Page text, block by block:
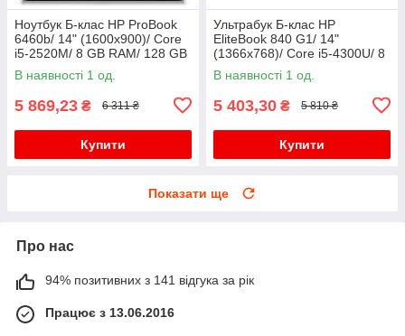
Ноутбук Б-клас HP ProBook
6460b/ 14" (1600x900)/ Core
i5-2520M/ 8 GB RAM/ 128 GB
SSD/ HD Graphic 3000
В наявності 1 од.
5 869,23 ₴ 6 311 ₴
Купити
Ультрабук Б-клас HP
EliteBook 840 G1/ 14"
(1366x768)/ Core i5-4300U/ 8
GB RAM/ 500 GB SSD/ HD
4400/ АКБ 0%
В наявності 1 од.
5 403,30 ₴ 5 810 ₴
Купити
Показати ще
Про нас
94% позитивних з 141 відгука за рік
Працює з 13.06.2016